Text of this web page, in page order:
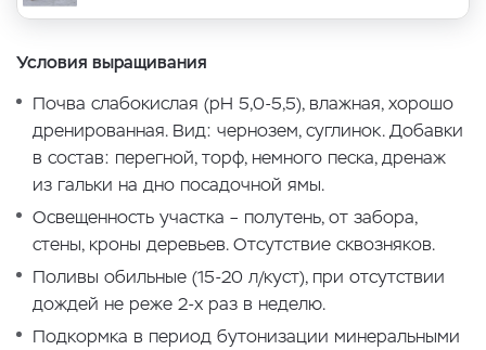
Условия выращивания
Почва слабокислая (рН 5,0-5,5), влажная, хорошо
дренированная. Вид: чернозем, суглинок. Добавки
в состав: перегной, торф, немного песка, дренаж
из гальки на дно посадочной ямы.
Освещенность участка – полутень, от забора,
стены, кроны деревьев. Отсутствие сквозняков.
Поливы обильные (15-20 л/куст), при отсутствии
дождей не реже 2-х раз в неделю.
Подкормка в период бутонизации минеральными